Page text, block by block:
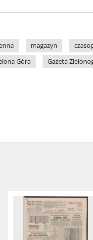
magazyn
Góra
Gazeta